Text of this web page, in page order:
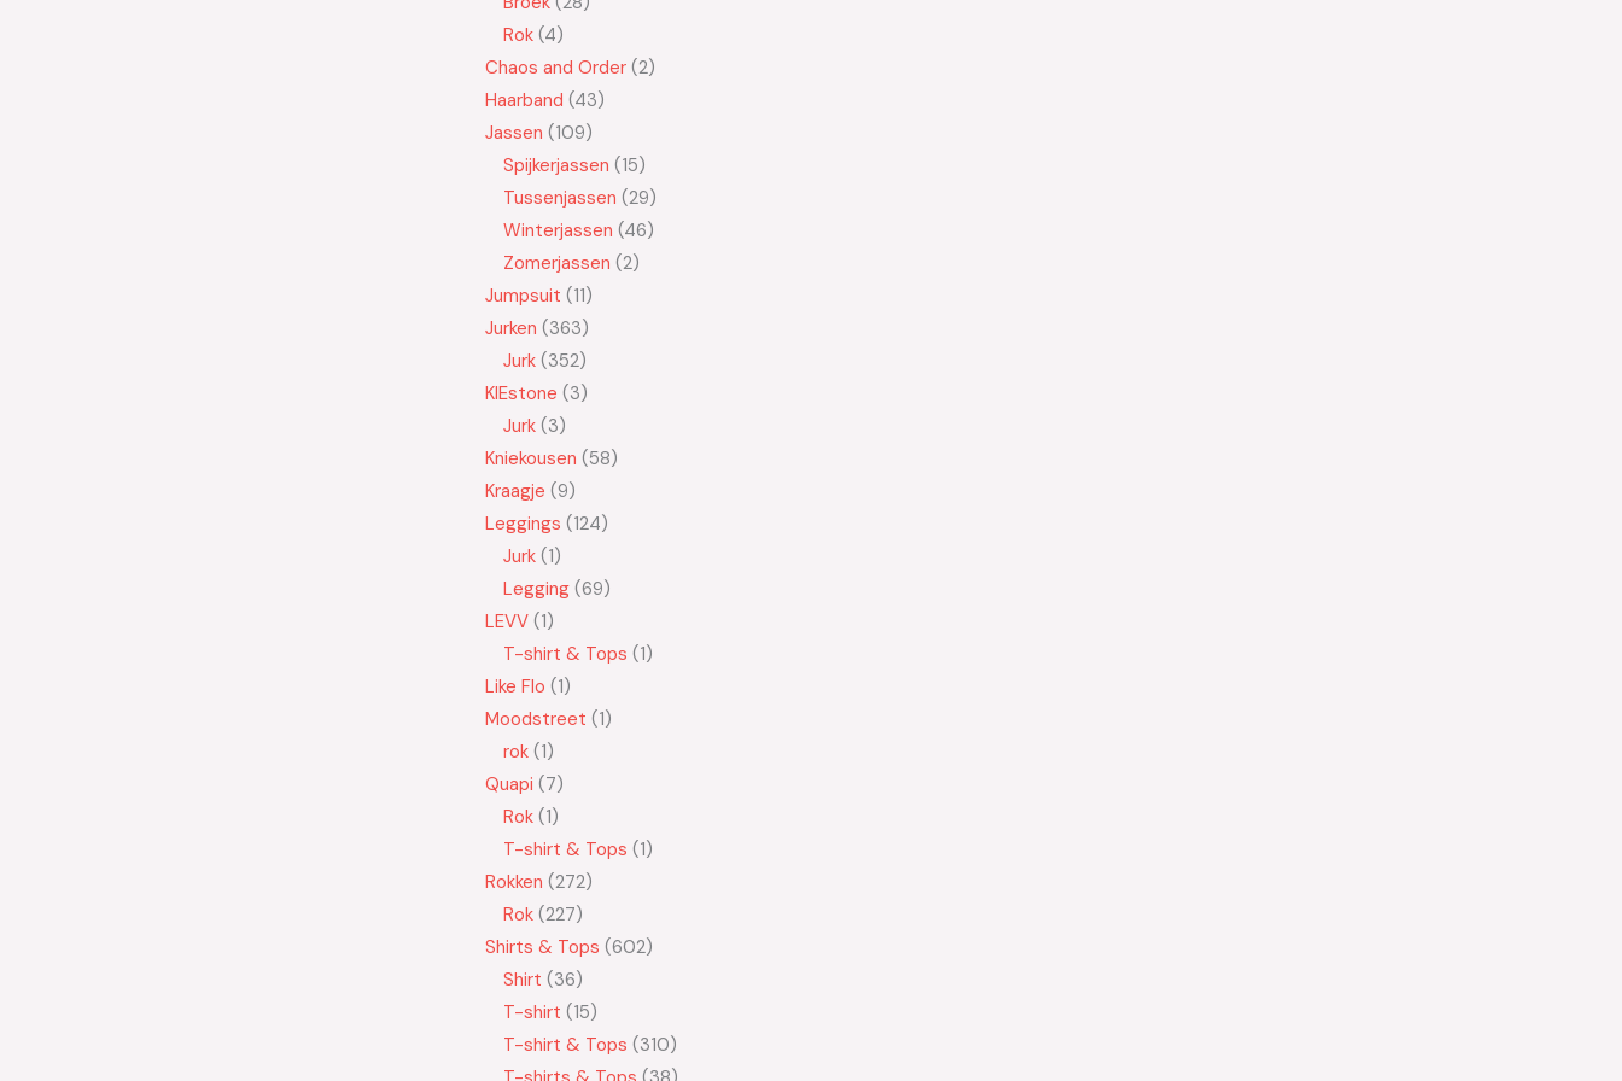
Rok 4
Chaos and Order 2
Haarband 43
Jassen 109
Spijkerjassen 15
Tussenjassen 29
Winterjassen 46
Zomerjassen 2
Jumpsuit 11
Jurken 363
Jurk 352
KIEstone 3
Jurk 3
Kniekousen 58
Kraagje 9
Leggings 124
Jurk 1
Legging 69
LEVV 1
T-shirt & Tops 1
Like Flo 1
Moodstreet 1
rok 1
Quapi 7
Rok 1
T-shirt & Tops 1
Rokken 272
Rok 227
Shirts & Tops 602
Shirt 36
T-shirt 15
T-shirt & Tops 310